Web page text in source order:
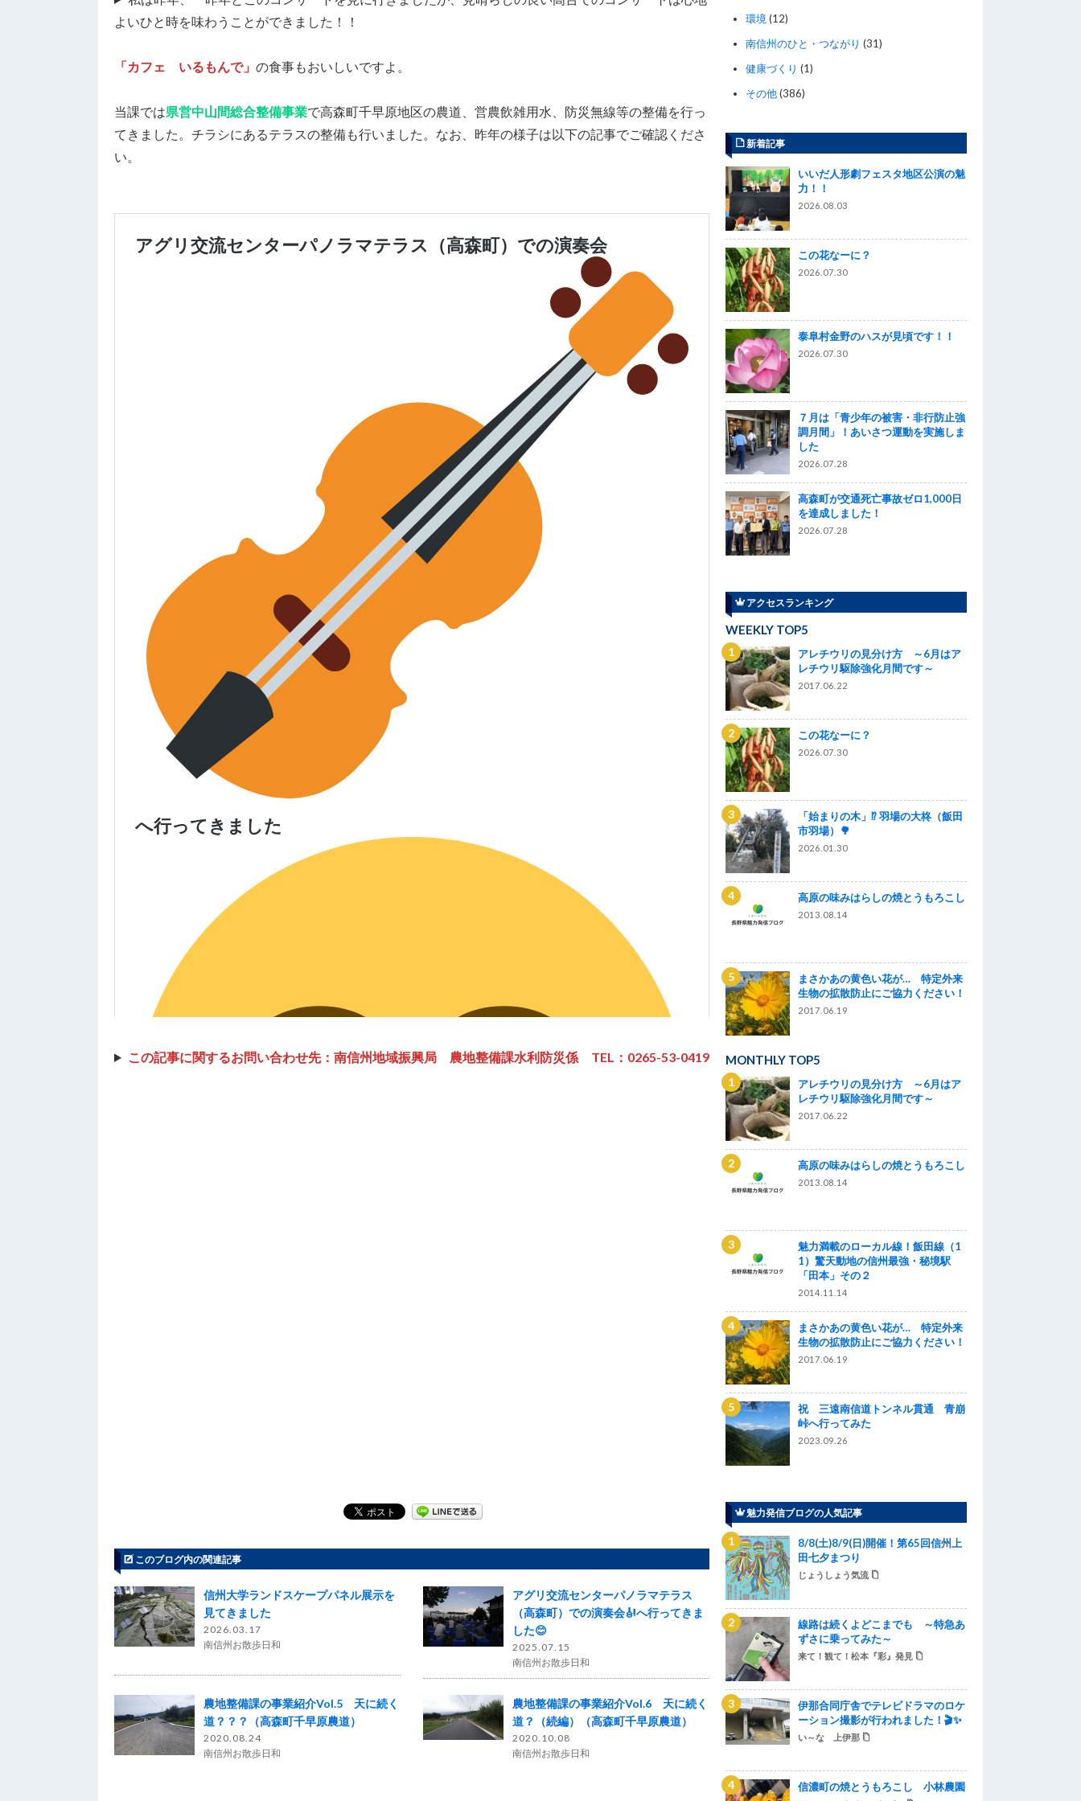
よいひと時を味わうことができました！！
「カフェ いるもんで」 の食事もおいしいですよ。
当課では県営中山間総合整備事業で高森町千早原地区の農道、営農飲雑用水、防災無線等の整備を行っ
てきました。チラシにあるテラスの整備も行いました。なお、昨年の様子は以下の記事でご確認くださ
い。
この記事に関するお問い合わせ先：南信州地域振興局 農地整備課水利防災係 TEL：0265-53-0419
このブログ内の関連記事
信州大学ランドスケープパネル展示を
見てきました
2026.03.17
南信州お散歩日和
アグリ交流センターパノラマテラス
（高森町）での演奏会🎻へ行ってきま
した😊
2025.07.15
南信州お散歩日和
農地整備課の事業紹介Vol.5 天に続く
道？？？（高森町千早原農道）
2020.08.24
南信州お散歩日和
農地整備課の事業紹介Vol.6 天に続く
道？（続編）（高森町千早原農道）
2020.10.08
南信州お散歩日和
環境 (12)
南信州のひと・つながり (31)
健康づくり (1)
その他(386)
新着記事
いいだ人形劇フェスタ地区公演の魅
力！！
2026.08.03
この花なーに？
2026.07.30
泰阜村金野のハスが見頃です！！
2026.07.30
７月は「青少年の被害・非行防止強
調月間」！あいさつ運動を実施しま
した
2026.07.28
高森町が交通死亡事故ゼロ1,000日
を達成しました！
2026.07.28
アクセスランキング
WEEKLY TOP5
アレチウリの見分け方 ～6月はア
レチウリ駆除強化月間です～
2017.06.22
この花なーに？
2026.07.30
「始まりの木」⁉ 羽場の大柊（飯田
市羽場）🌳
2026.01.30
高原の味みはらしの焼とうもろこし
2013.08.14
まさかあの黄色い花が… 特定外来
生物の拡散防止にご協力ください！
2017.06.19
MONTHLY TOP5
アレチウリの見分け方 ～6月はア
レチウリ駆除強化月間です～
2017.06.22
高原の味みはらしの焼とうもろこし
2013.08.14
魅力満載のローカル線！飯田線（1
1）驚天動地の信州最強・秘境駅
「田本」その２
2014.11.14
まさかあの黄色い花が… 特定外来
生物の拡散防止にご協力ください！
2017.06.19
祝 三遠南信道トンネル貫通 青崩
峠へ行ってみた
2023.09.26
魅力発信ブログの人気記事
8/8(土)8/9(日)開催！第65回信州上
田七夕まつり
じょうしょう気流
線路は続くよどこまでも ～特急あ
ずさに乗ってみた～
来て！観て！松本『彩』発見
伊那合同庁舎でテレビドラマのロケ
ーション撮影が行われました！🎬✨
い～な 上伊那
信濃町の焼とうもろこし 小林農園